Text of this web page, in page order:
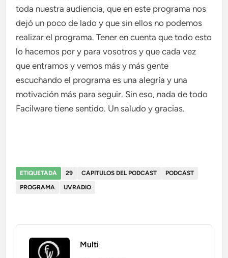
toda nuestra audiencia, que en este programa nos
dejó un poco de lado y que sin ellos no podemos
realizar el programa. Tener en cuenta que todo esto
lo hacemos por y para vosotros y que cada vez
que entramos y vemos más y más gente
escuchando el programa es una alegría y una
motivación más para seguir. Sin eso, nada de todo
Facilware tiene sentido. Un saludo y gracias.
ETIQUETADA 29 CAPITULOS DEL PODCAST
PODCAST
PROGRAMA
UVRADIO
Multi